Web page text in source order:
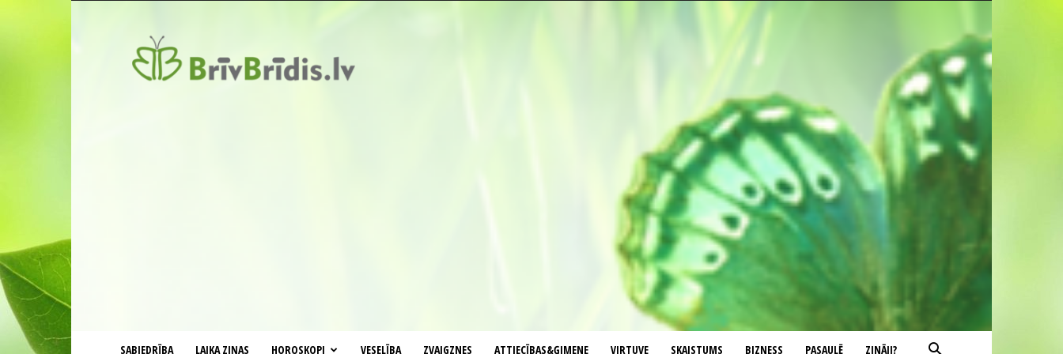
SABIEDRĪBA LAIKA ZIŅAS HOROSKOPI VESELĪBA ZVAIGZNES ATTIECĪBAS&ĢIMENE VIRTUVE SKAISTUMS BIZNESS PASAULĒ ZINĀJI?